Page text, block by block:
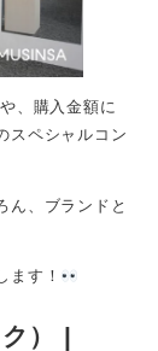
や、購入金額に
スペシャルコン
ん、ブランドと
ます！
） |